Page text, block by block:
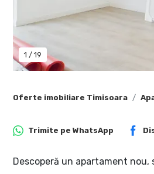
1 / 19
Oferte imobiliare Timisoara
Trimite pe WhatsApp
Descoperă un apartament